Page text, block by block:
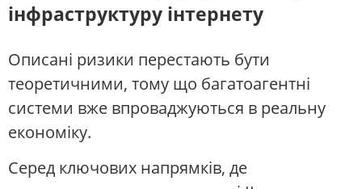
інфраструктуру інтернету
Описані ризики перестають бути
теоретичними, тому що багатоагентні
системи вже впроваджуються в реальну
економіку.
Серед ключових напрямків, де